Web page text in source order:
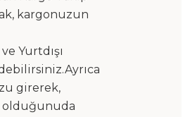
kargonuzun
Yurtdışı
girerek,
olduğunuda